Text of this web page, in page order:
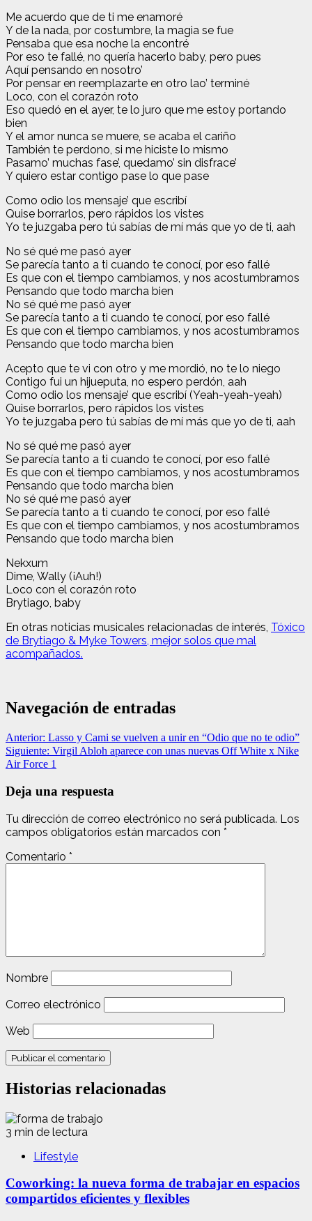
Me acuerdo que de ti me enamoré
Y de la nada, por costumbre, la magia se fue
Pensaba que esa noche la encontré
Por eso te fallé, no quería hacerlo baby, pero pues
Aquí pensando en nosotro’
Por pensar en reemplazarte en otro lao’ terminé
Loco, con el corazón roto
Eso quedó en el ayer, te lo juro que me estoy portando
bien
Y el amor nunca se muere, se acaba el cariño
También te perdono, si me hiciste lo mismo
Pasamo’ muchas fase’, quedamo’ sin disfrace’
Y quiero estar contigo pase lo que pase
Como odio los mensaje’ que escribí
Quise borrarlos, pero rápidos los vistes
Yo te juzgaba pero tú sabías de mí más que yo de ti, aah
No sé qué me pasó ayer
Se parecía tanto a ti cuando te conocí, por eso fallé
Es que con el tiempo cambiamos, y nos acostumbramos
Pensando que todo marcha bien
No sé qué me pasó ayer
Se parecía tanto a ti cuando te conocí, por eso fallé
Es que con el tiempo cambiamos, y nos acostumbramos
Pensando que todo marcha bien
Acepto que te vi con otro y me mordió, no te lo niego
Contigo fui un hijueputa, no espero perdón, aah
Como odio los mensaje’ que escribí (Yeah-yeah-yeah)
Quise borrarlos, pero rápidos los vistes
Yo te juzgaba pero tú sabías de mí más que yo de ti, aah
No sé qué me pasó ayer
Se parecía tanto a ti cuando te conocí, por eso fallé
Es que con el tiempo cambiamos, y nos acostumbramos
Pensando que todo marcha bien
No sé qué me pasó ayer
Se parecía tanto a ti cuando te conocí, por eso fallé
Es que con el tiempo cambiamos, y nos acostumbramos
Pensando que todo marcha bien
Nekxum
Dime, Wally (¡Auh!)
Loco con el corazón roto
Brytiago, baby
En otras noticias musicales relacionadas de interés, Tóxico
de Brytiago & Myke Towers, mejor solos que mal
acompañados.
Navegación de entradas
Anterior: Lasso y Cami se vuelven a unir en “Odio que no te odio”
Siguiente: Virgil Abloh aparece con unas nuevas Off White x Nike
Air Force 1
Deja una respuesta
Tu dirección de correo electrónico no será publicada. Los
campos obligatorios están marcados con *
Comentario *
Nombre
Correo electrónico
Web
Historias relacionadas
3 min de lectura
Lifestyle
Coworking: la nueva forma de trabajar en espacios
compartidos eficientes y flexibles